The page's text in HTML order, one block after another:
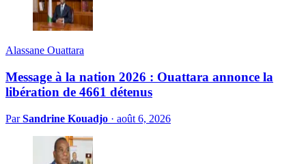
Alassane Ouattara
Message à la nation 2026 : Ouattara annonce la
libération de 4661 détenus
ParSandrine Kouadjo · août 6, 2026